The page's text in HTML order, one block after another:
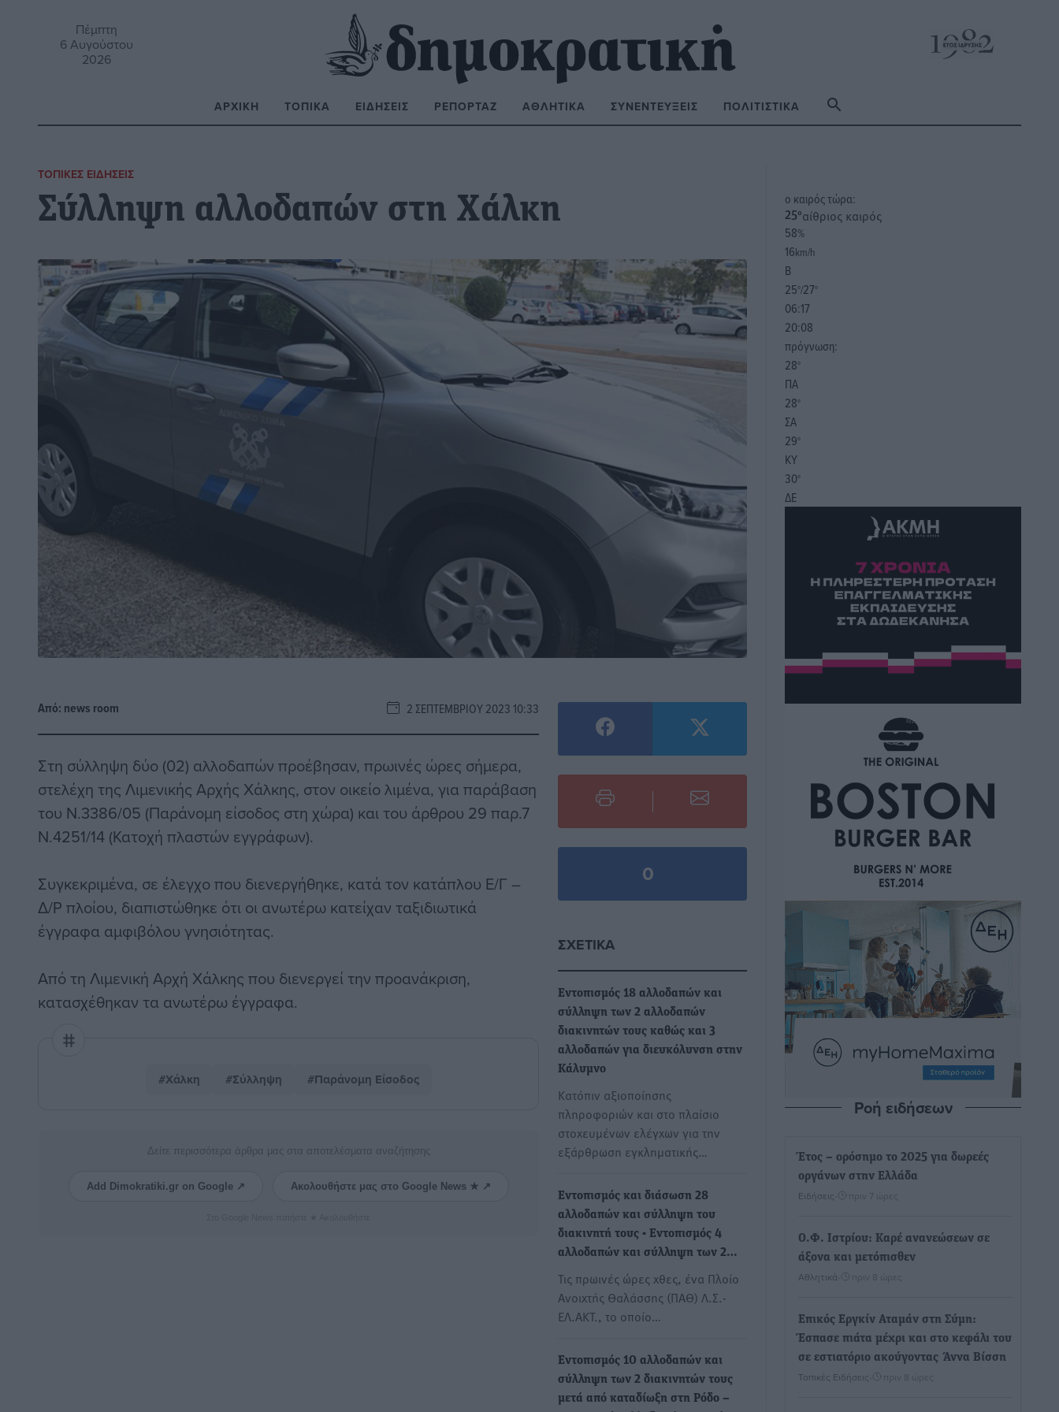
Πέμπτη
6 Αυγούστου
2026
ΑΡΧΙΚΉ ΤΟΠΙΚΆ ΕΙΔΉΣΕΙΣ ΡΕΠΟΡΤΆΖ ΑΘΛΗΤΙΚΆ ΣΥΝΕΝΤΕΎΞΕΙΣ ΠΟΛΙΤΙΣΤΙΚΆ
ΤΟΠΙΚΈΣ ΕΙΔΉΣΕΙΣ
Σύλληψη αλλοδαπών στη Χάλκη
Από: news room 2 ΣΕΠΤΕΜΒΡΊΟΥ 2023 10:33
Στη σύλληψη δύο (02) αλλοδαπών προέβησαν, πρωινές ώρες σήμερα,
στελέχη της Λιμενικής Αρχής Χάλκης, στον οικείο λιμένα, για παράβαση
του Ν.3386/05 (Παράνομη είσοδος στη χώρα) και του άρθρου 29 παρ.7
Ν.4251/14 (Κατοχή πλαστών εγγράφων).
Συγκεκριμένα, σε έλεγχο που διενεργήθηκε, κατά τον κατάπλου Ε/Γ –
Δ/Ρ πλοίου, διαπιστώθηκε ότι οι ανωτέρω κατείχαν ταξιδιωτικά
έγγραφα αμφιβόλου γνησιότητας.
Από τη Λιμενική Αρχή Χάλκης που διενεργεί την προανάκριση,
κατασχέθηκαν τα ανωτέρω έγγραφα.
#Χάλκη #Σύλληψη #Παράνομη Είσοδος
Δείτε περισσότερα άρθρα μας στα αποτελέσματα αναζήτησης
Add Dimokratiki.gr on Google ↗ Ακολουθήστε μας στο Google News ★ ↗
0
ΣΧΕΤΙΚΆ
Εντοπισμός 18 αλλοδαπών και
σύλληψη των 2 αλλοδαπών
διακινητών τους καθώς και 3
αλλοδαπών για διευκόλυνση στην
Κάλυμνο
Κατόπιν αξιοποίησης
πληροφοριών και στο πλαίσιο
στοχευμένων ελέγχων για την
εξάρθρωση εγκληματικής…
Εντοπισμός και διάσωση 28
αλλοδαπών και σύλληψη του
διακινητή τους - Εντοπισμός 4
αλλοδαπών και σύλληψη των 2…
Τις πρωινές ώρες χθες, ένα Πλοίο
Ανοιχτής Θαλάσσης (ΠΑΘ) Λ.Σ.-
ΕΛ.ΑΚΤ., το οποίο…
Εντοπισμός 10 αλλοδαπών και
σύλληψη των 2 διακινητών τους
μετά από καταδίωξη στη Ρόδο –
o καιρός τώρα:
25°αίθριος καιρός
58%
16km/h
Β
25°/27°
06:17
20:08
πρόγνωση:
28°
ΠΑ
28°
ΣΑ
29°
ΚΥ
30°
ΔΕ
Ροή ειδήσεων
Έτος – ορόσημο το 2025 για δωρεές
οργάνων στην Ελλάδα
Ειδήσεις πριν 7 ώρες
Ο.Φ. Ιστρίου: Καρέ ανανεώσεων σε
άξονα και μετόπισθεν
Αθλητικά πριν 8 ώρες
Επικός Εργκίν Αταμάν στη Σύμη:
Έσπασε πιάτα μέχρι και στο κεφάλι του
σε εστιατόριο ακούγοντας Άννα Βίσση
Τοπικές Ειδήσεις πριν 8 ώρες